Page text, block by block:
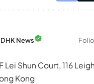
News
Lei Shun Court, 116
Kong